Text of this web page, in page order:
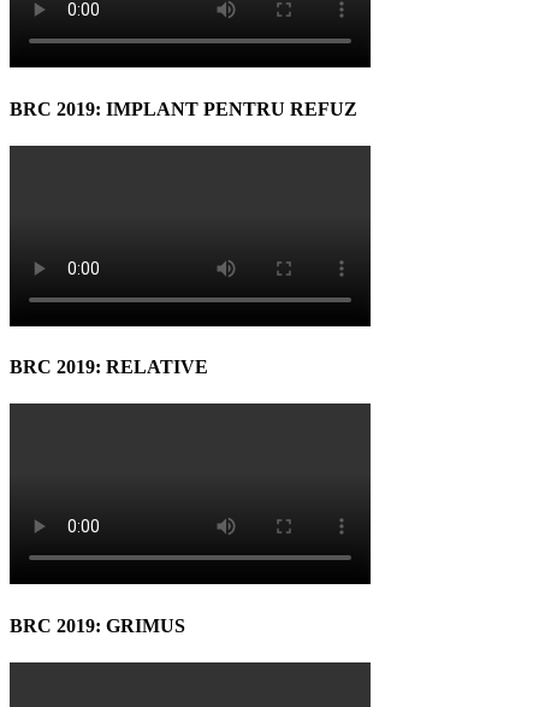
BRC 2019: IMPLANT PENTRU REFUZ
BRC 2019: RELATIVE
BRC 2019: GRIMUS